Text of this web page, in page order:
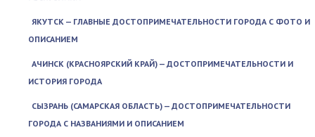
ЯКУТСК — ГЛАВНЫЕ ДОСТОПРИМЕЧАТЕЛЬНОСТИ ГОРОДА С ФОТО И
ОПИСАНИЕМ
АЧИНСК (КРАСНОЯРСКИЙ КРАЙ) — ДОСТОПРИМЕЧАТЕЛЬНОСТИ И
ИСТОРИЯ ГОРОДА
СЫЗРАНЬ (САМАРСКАЯ ОБЛАСТЬ) — ДОСТОПРИМЕЧАТЕЛЬНОСТИ
ГОРОДА С НАЗВАНИЯМИ И ОПИСАНИЕМ